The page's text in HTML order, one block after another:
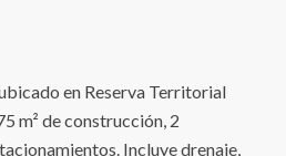
en Reserva Territorial
m² de construcción, 2
Incluye drenaje,